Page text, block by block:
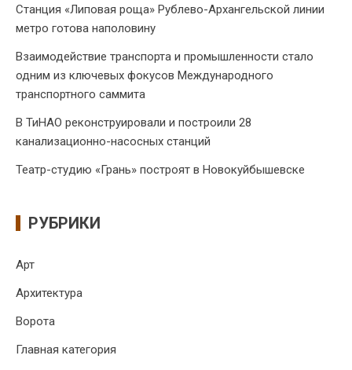
Станция «Липовая роща» Рублево-Архангельской линии
метро готова наполовину
Взаимодействие транспорта и промышленности стало
одним из ключевых фокусов Международного
транспортного саммита
В ТиНАО реконструировали и построили 28
канализационно-насосных станций
Театр-студию «Грань» построят в Новокуйбышевске
РУБРИКИ
Арт
Архитектура
Ворота
Главная категория